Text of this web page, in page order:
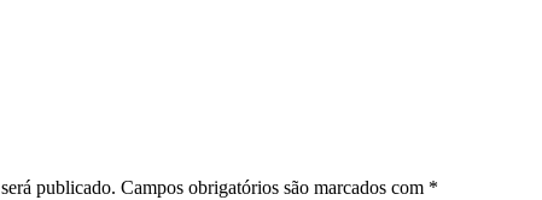
publicado. Campos obrigatórios são marcados com *